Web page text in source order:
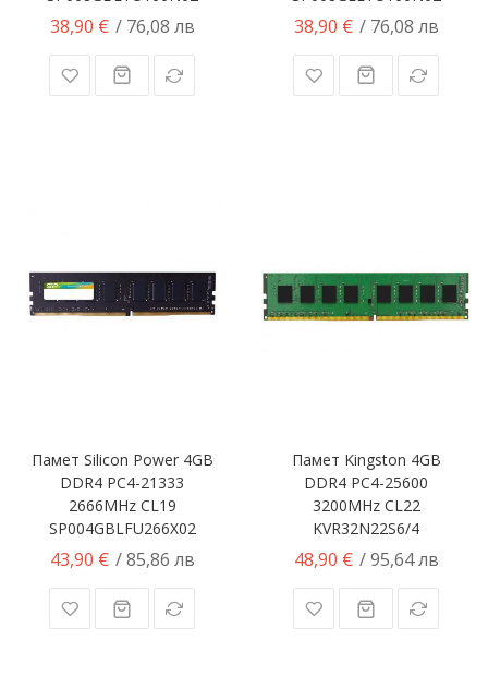
38,90 € / 76,08 лв 38,90 € / 76,08 лв
Памет Silicon Power 4GB
DDR4 PC4-21333
2666MHz CL19
SP004GBLFU266X02
43,90 € / 85,86 лв
Памет Kingston 4GB
DDR4 PC4-25600
3200MHz CL22
KVR32N22S6/4
48,90 € / 95,64 лв